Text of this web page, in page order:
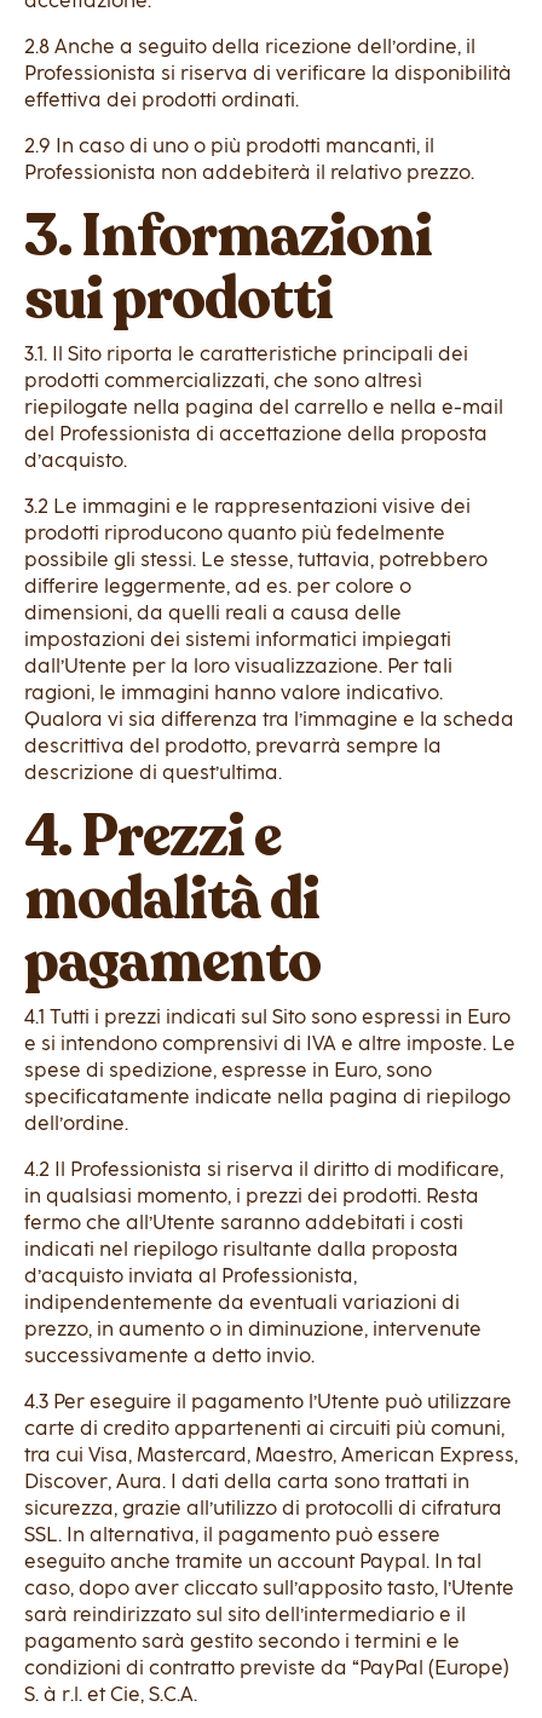
2.8 Anche a seguito della ricezione dell’ordine, il
Professionista si riserva di verificare la disponibilità
effettiva dei prodotti ordinati.
2.9 In caso di uno o più prodotti mancanti, il
Professionista non addebiterà il relativo prezzo.
3. Informazioni
sui prodotti
3.1. Il Sito riporta le caratteristiche principali dei
prodotti commercializzati, che sono altresì
riepilogate nella pagina del carrello e nella e-mail
del Professionista di accettazione della proposta
d’acquisto.
3.2 Le immagini e le rappresentazioni visive dei
prodotti riproducono quanto più fedelmente
possibile gli stessi. Le stesse, tuttavia, potrebbero
differire leggermente, ad es. per colore o
dimensioni, da quelli reali a causa delle
impostazioni dei sistemi informatici impiegati
dall’Utente per la loro visualizzazione. Per tali
ragioni, le immagini hanno valore indicativo.
Qualora vi sia differenza tra l’immagine e la scheda
descrittiva del prodotto, prevarrà sempre la
descrizione di quest’ultima.
4. Prezzi e
modalità di
pagamento
4.1 Tutti i prezzi indicati sul Sito sono espressi in Euro
e si intendono comprensivi di IVA e altre imposte. Le
spese di spedizione, espresse in Euro, sono
specificatamente indicate nella pagina di riepilogo
dell’ordine.
4.2 Il Professionista si riserva il diritto di modificare,
in qualsiasi momento, i prezzi dei prodotti. Resta
fermo che all’Utente saranno addebitati i costi
indicati nel riepilogo risultante dalla proposta
d’acquisto inviata al Professionista,
indipendentemente da eventuali variazioni di
prezzo, in aumento o in diminuzione, intervenute
successivamente a detto invio.
4.3 Per eseguire il pagamento l’Utente può utilizzare
carte di credito appartenenti ai circuiti più comuni,
tra cui Visa, Mastercard, Maestro, American Express,
Discover, Aura. I dati della carta sono trattati in
sicurezza, grazie all’utilizzo di protocolli di cifratura
SSL. In alternativa, il pagamento può essere
eseguito anche tramite un account Paypal. In tal
caso, dopo aver cliccato sull’apposito tasto, l’Utente
sarà reindirizzato sul sito dell’intermediario e il
pagamento sarà gestito secondo i termini e le
condizioni di contratto previste da “PayPal (Europe)
S. à r.l. et Cie, S.C.A.